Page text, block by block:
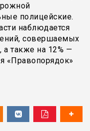
полицейские.
наблюдается
совершаемых
а также на 12% —
«Правопорядок»